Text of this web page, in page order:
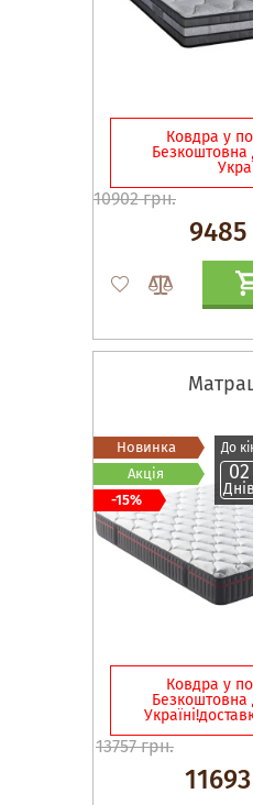
Ковдра у
Безкоштовна
10902 грн.
9485
До
02
Днів
Ковдра у
Безкоштовна
13757 грн.
Новинка
Акція
-15%